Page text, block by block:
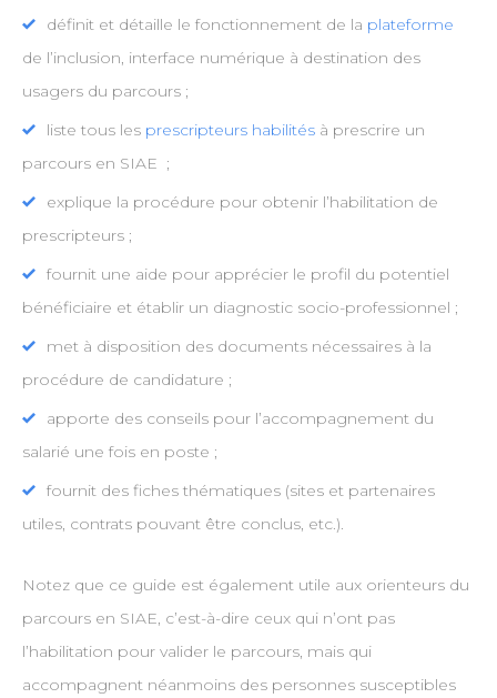
définit et détaille le fonctionnement de la plateforme
de l’inclusion, interface numérique à destination des
usagers du parcours ;
liste tous les prescripteurs habilitésà prescrire un
parcours en SIAE ;
explique la procédure pour obtenir l’habilitation de
prescripteurs ;
fournit une aide pour apprécier le profil du potentiel
bénéficiaire et établir un diagnostic socio-professionnel ;
met à disposition des documents nécessaires à la
procédure de candidature ;
apporte des conseils pour l’accompagnement du
salarié une fois en poste ;
fournit des fiches thématiques (sites et partenaires
utiles, contrats pouvant être conclus, etc.).
Notez que ce guide est également utile aux orienteurs du
parcours en SIAE, c’est-à-dire ceux qui n’ont pas
l’habilitation pour valider le parcours, mais qui
accompagnent néanmoins des personnes susceptibles